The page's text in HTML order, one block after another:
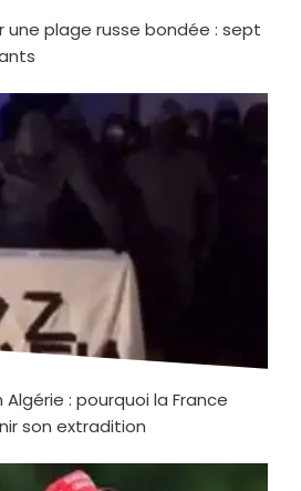
une plage russe bondée : sept
: pourquoi la France
son extradition